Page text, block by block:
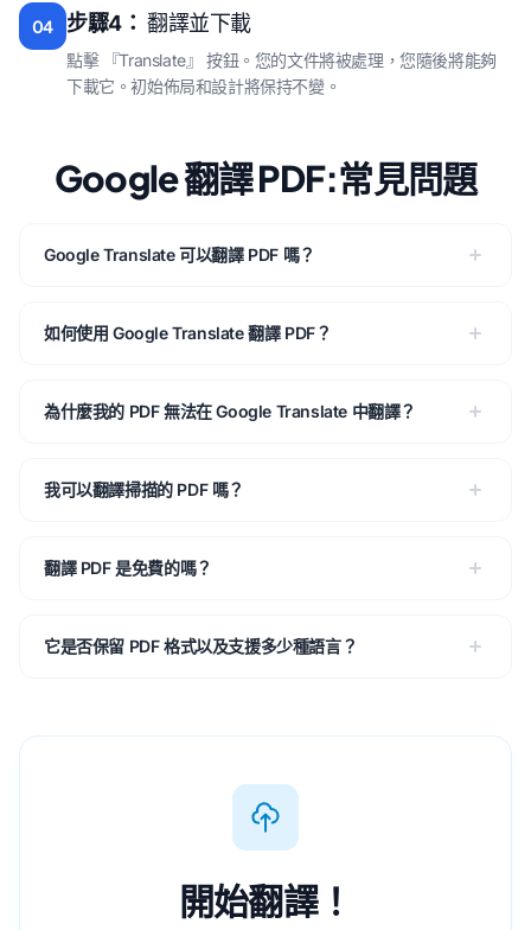
04 步驟4： 翻譯並下載
點擊 『Translate』 按鈕。您的文件將被處理，您隨後將能夠
下載它。初始佈局和設計將保持不變。
Google 翻譯 PDF:常見問題
Google Translate 可以翻譯 PDF 嗎？
如何使用 Google Translate 翻譯 PDF？
為什麼我的 PDF 無法在 Google Translate 中翻譯？
我可以翻譯掃描的 PDF 嗎？
翻譯 PDF 是免費的嗎？
它是否保留 PDF 格式以及支援多少種語言？
開始翻譯！